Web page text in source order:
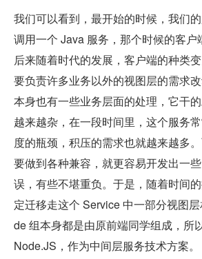
我们可以看到，最开始的时候，我们
调用一个 Java 服务，那个时候的客户
后来随着时代的发展，客户端的种类
要负责许多业务以外的视图层的需求
本身也有一些业务层面的处理，它干
越来越杂，在一段时间里，这个服务
度的瓶颈，积压的需求也就越来越多
要做到各种兼容，就更容易开发出一
误，有些不堪重负。于是，随着时间
定迁移走这个 Service 中一部分视图
de 组本身都是由原前端同学组成，所
Node.JS，作为中间层服务技术方案。